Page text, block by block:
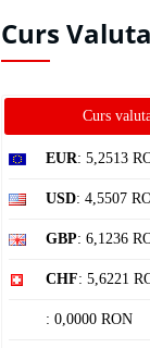
Curs
Curs
EUR: 5,2513
USD: 4,5507
GBP: 6,1236
CHF: 5,6221
: 0,0000 RON